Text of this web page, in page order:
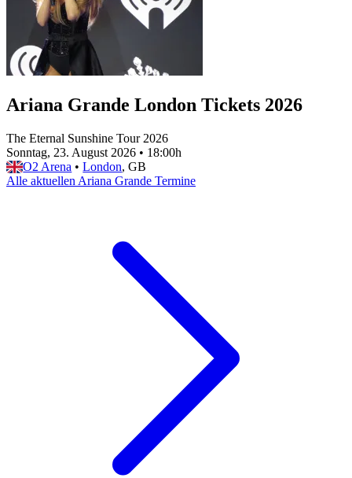
Ariana Grande London Tickets 2026
The Eternal Sunshine Tour 2026
Sonntag, 23. August 2026 • 18:00h
O2 Arena • London, GB
Alle aktuellen Ariana Grande Termine